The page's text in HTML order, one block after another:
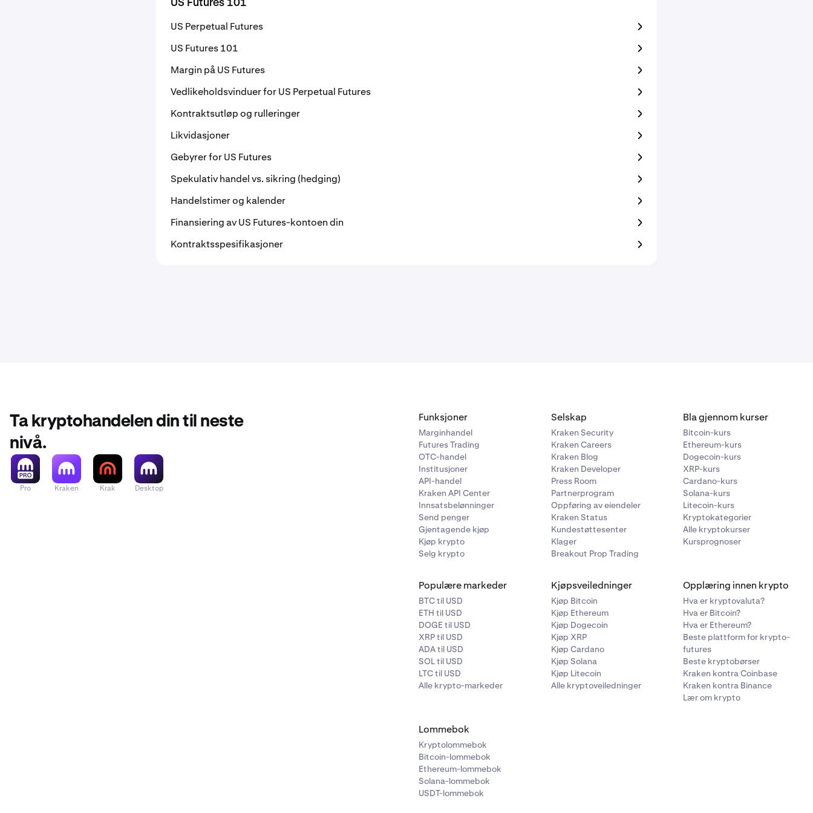
US Futures 101
US Perpetual Futures
US Futures 101
Margin på US Futures
Vedlikeholdsvinduer for US Perpetual Futures
Kontraktsutløp og rulleringer
Likvidasjoner
Gebyrer for US Futures
Spekulativ handel vs. sikring (hedging)
Handelstimer og kalender
Finansiering av US Futures-kontoen din
Kontraktsspesifikasjoner
Ta kryptohandelen din til neste
nivå.
Pro Kraken Krak Desktop
Funksjoner
Marginhandel
Futures Trading
OTC-handel
Institusjoner
API-handel
Kraken API Center
Innsatsbelønninger
Send penger
Gjentagende kjøp
Kjøp krypto
Selg krypto
Selskap
Kraken Security
Kraken Careers
Kraken Blog
Kraken Developer
Press Room
Partnerprogram
Oppføring av eiendeler
Kraken Status
Kundestøttesenter
Klager
Breakout Prop Trading
Bla gjennom kurser
Bitcoin-kurs
Ethereum-kurs
Dogecoin-kurs
XRP-kurs
Cardano-kurs
Solana-kurs
Litecoin-kurs
Kryptokategorier
Alle kryptokurser
Kursprognoser
Populære markeder
BTC til USD
ETH til USD
DOGE til USD
XRP til USD
ADA til USD
SOL til USD
LTC til USD
Alle krypto-markeder
Kjøpsveiledninger
Kjøp Bitcoin
Kjøp Ethereum
Kjøp Dogecoin
Kjøp XRP
Kjøp Cardano
Kjøp Solana
Kjøp Litecoin
Alle kryptoveiledninger
Opplæring innen krypto
Hva er kryptovaluta?
Hva er Bitcoin?
Hva er Ethereum?
Beste plattform for krypto-
futures
Beste kryptobørser
Kraken kontra Coinbase
Kraken kontra Binance
Lær om krypto
Lommebok
Kryptolommebok
Bitcoin-lommebok
Ethereum-lommebok
Solana-lommebok
USDT-lommebok